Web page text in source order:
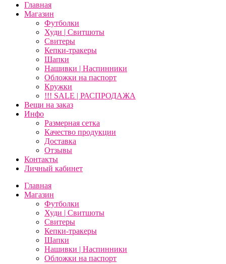
Главная
Магазин
Футболки
Худи | Свитшоты
Свитеры
Кепки-тракеры
Шапки
Нашивки | Наспинники
Обложки на паспорт
Кружки
!!! SALE | РАСПРОДАЖА
Вещи на заказ
Инфо
Размерная сетка
Качество продукции
Доставка
Отзывы
Контакты
Личный кабинет
Главная
Магазин
Футболки
Худи | Свитшоты
Свитеры
Кепки-тракеры
Шапки
Нашивки | Наспинники
Обложки на паспорт